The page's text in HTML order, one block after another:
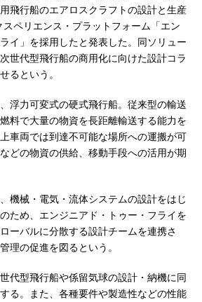
飛行船のエアロスクラフトの設計と生産
ペリエンス・プラットフォーム「エン
イ」を採用したと発表した。同ソリュー
世代型飛行船の商用化に向けた設計コラ
るという。
浮力可変式の硬式飛行船。従来型の輸送
料で大量の物資を長距離輸送する能力を
車両では到達不可能な場所への運搬が可
どの物資の供給、移動手段への活用が期
機械・電気・流体システムの設計をはじ
ため、エンジニアド・トゥー・フライを
ーバルに分散する設計チームを連携さ
理の促進を図るという。
代型飛行船や係留気球の設計・納機に同
る。また、各種要件や製造性などの性能